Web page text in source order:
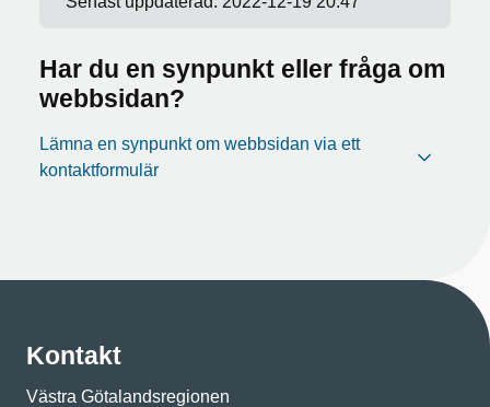
Har du en synpunkt eller fråga om
webbsidan?
Lämna en synpunkt om webbsidan via ett
kontaktformulär
Kontakt
Västra Götalandsregionen